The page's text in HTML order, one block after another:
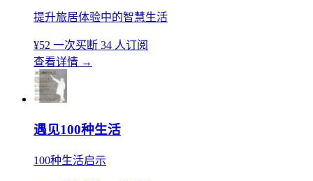
提升旅居体验中的智慧生活
¥52 一次买断 34 人订阅
查看详情 →
遇见100种生活
100种生活启示